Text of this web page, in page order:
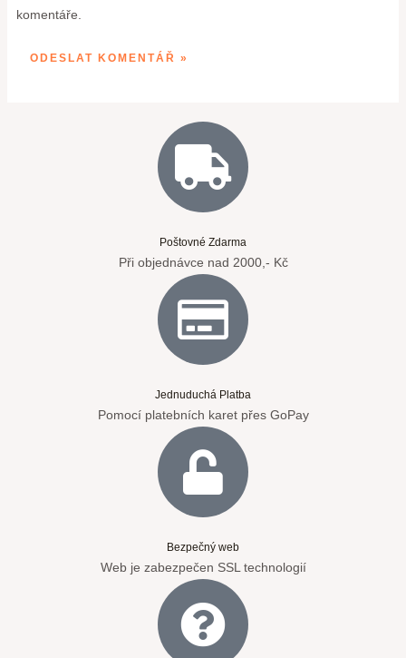
komentáře.
Poštovné Zdarma
Při objednávce nad 2000,- Kč
Jednuduchá Platba
Pomocí platebních karet přes GoPay
Bezpečný web
Web je zabezpečen SSL technologií